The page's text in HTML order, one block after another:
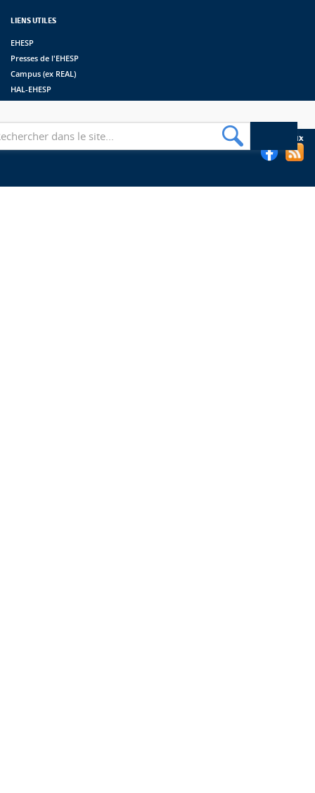
LIENS UTILES
EHESP
Presses de l'EHESP
Campus (ex REAL)
HAL-EHESP
Suivez les bibliothèques de l'EHESP sur les réseaux sociaux